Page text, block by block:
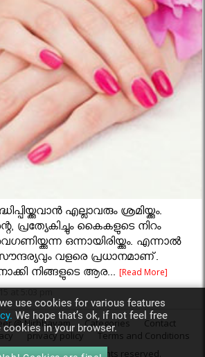
എല്ലാവരും ശ്രമിയ്ക്കും.
പ്രത്യേകിച്ചും കൈകളുടെ നിറം
ഒന്നായിരിയ്ക്കും. എന്നാൽ
വളരെ പ്രധാനമാണ്.
നിങ്ങളുടെ ആര...[Read More]
@ Nirbhayam Categories
Contact
privacy policy
Terms and Conditions
Nirbhayam.com . All rights reserved.
use cookies for various features
We hope that’s ok, if not feel free
in your browser.